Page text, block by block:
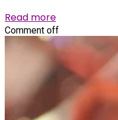
Read more
Comment off